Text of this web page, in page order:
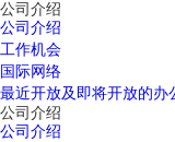
公司介绍
公司介绍
工作机会
国际网络
最近开放及即将开放的办
公司介绍
公司介绍